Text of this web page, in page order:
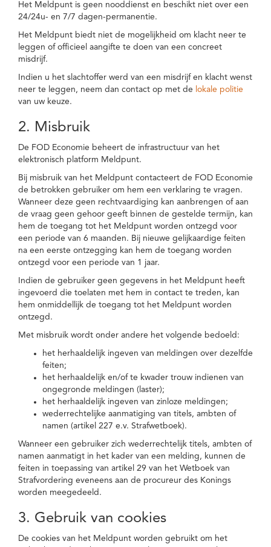
Het Meldpunt is geen nooddienst en beschikt niet over een
24/24u- en 7/7 dagen-permanentie.
Het Meldpunt biedt niet de mogelijkheid om klacht neer te
leggen of officieel aangifte te doen van een concreet
misdrijf.
Indien u het slachtoffer werd van een misdrijf en klacht wenst
neer te leggen, neem dan contact op met de lokale politie
van uw keuze.
2. Misbruik
De FOD Economie beheert de infrastructuur van het
elektronisch platform Meldpunt.
Bij misbruik van het Meldpunt contacteert de FOD Economie
de betrokken gebruiker om hem een verklaring te vragen.
Wanneer deze geen rechtvaardiging kan aanbrengen of aan
de vraag geen gehoor geeft binnen de gestelde termijn, kan
hem de toegang tot het Meldpunt worden ontzegd voor
een periode van 6 maanden. Bij nieuwe gelijkaardige feiten
na een eerste ontzegging kan hem de toegang worden
ontzegd voor een periode van 1 jaar.
Indien de gebruiker geen gegevens in het Meldpunt heeft
ingevoerd die toelaten met hem in contact te treden, kan
hem onmiddellijk de toegang tot het Meldpunt worden
ontzegd.
Met misbruik wordt onder andere het volgende bedoeld:
het herhaaldelijk ingeven van meldingen over dezelfde
feiten;
het herhaaldelijk en/of te kwader trouw indienen van
ongegronde meldingen (laster);
het herhaaldelijk ingeven van zinloze meldingen;
wederrechtelijke aanmatiging van titels, ambten of
namen (artikel 227 e.v. Strafwetboek).
Wanneer een gebruiker zich wederrechtelijk titels, ambten of
namen aanmatigt in het kader van een melding, kunnen de
feiten in toepassing van artikel 29 van het Wetboek van
Strafvordering eveneens aan de procureur des Konings
worden meegedeeld.
3. Gebruik van cookies
De cookies van het Meldpunt worden gebruikt om het